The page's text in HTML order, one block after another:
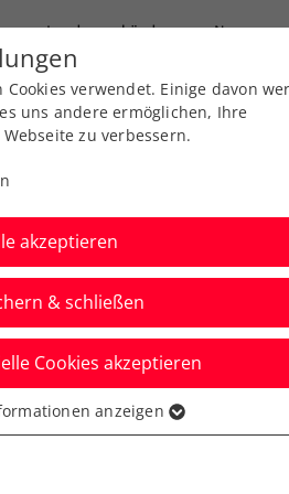
Landesverbände News
Über uns
verwendet. Einige davon
uns andere ermöglichen, Ihre
zu verbessern.
akzeptieren
& schließen
Cookies akzeptieren
grundlegende Funktionen der
gewährleistet, dass die Webseite
anzeigen